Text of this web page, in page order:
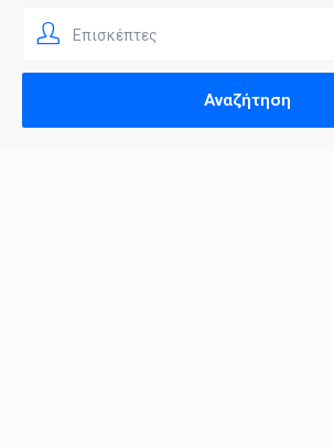
Επισκέπτες